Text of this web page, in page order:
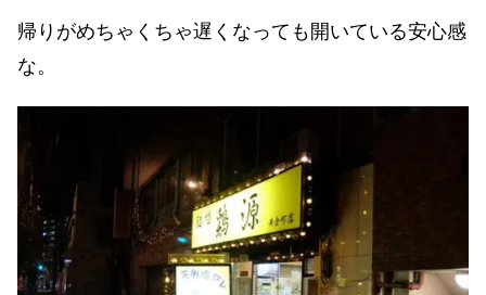
帰りがめちゃくちゃ遅くなっても開いている安心感
な。